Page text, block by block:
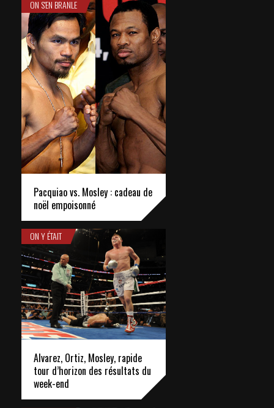
ON S'EN BRANLE
Pacquiao vs. Mosley : cadeau de
noël empoisonné
ON Y ÉTAIT
Alvarez, Ortiz, Mosley, rapide
tour d’horizon des résultats du
week-end